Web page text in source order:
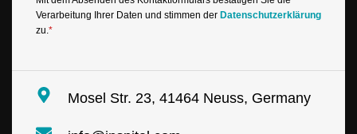
a
i
*
Verarbeitung Ihrer Daten und stimmen der Datenschutzerklärung
zu. *
Mosel Str. 23, 41464 Neuss, Germany